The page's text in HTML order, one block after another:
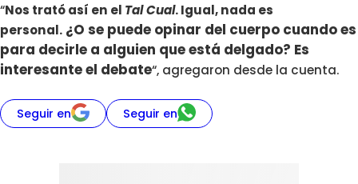
“Nos trató así en el Tal Cual. Igual, nada es
personal. ¿O se puede opinar del cuerpo cuando es
para decirle a alguien que está delgado? Es
interesante el debate“, agregaron desde la cuenta.
Seguir en Seguir en